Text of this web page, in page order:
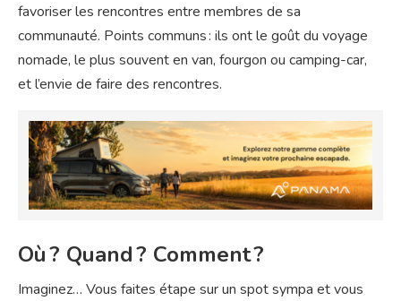
favoriser les rencontres entre membres de sa
communauté. Points communs : ils ont le goût du voyage
nomade, le plus souvent en van, fourgon ou camping-car,
et l’envie de faire des rencontres.
Où ? Quand ? Comment ?
Imaginez… Vous faites étape sur un spot sympa et vous